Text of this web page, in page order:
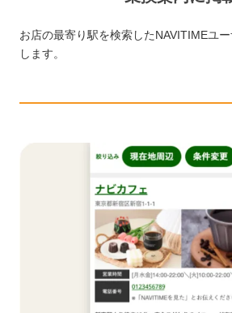
お店の最寄り駅を検索したNAVITIMEユ
します。